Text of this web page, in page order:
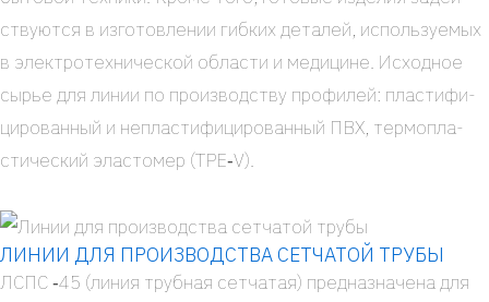
ству­ют­ся в изго­тов­ле­нии гиб­ких дета­лей, исполь­зу­е­мых
в элек­тро­тех­ни­че­ской обла­сти и меди­цине. Исход­ное
сырье для линии по про­из­вод­ству про­фи­лей: пла­сти­фи­
ци­ро­ван­ный и непла­сти­фи­ци­ро­ван­ный ПВХ, тер­мо­пла­
сти­че­ский эла­сто­мер (ТРЕ‑V).
ЛИНИИ ДЛЯ ПРОИЗВОДСТВА СЕТЧАТОЙ ТРУБЫ
ЛСПС ‑45 (линия труб­ная сет­ча­тая) пред­на­зна­че­на для